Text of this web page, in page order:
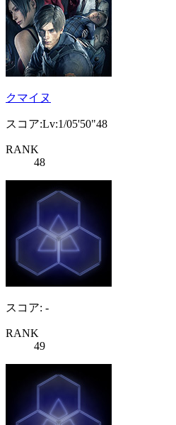
クマイヌ
スコア:Lv:1/05'50"48
RANK
48
スコア: -
RANK
49